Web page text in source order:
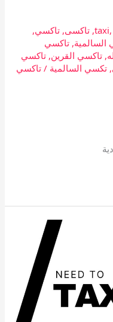
taxi,
,تاكسى,تاكسي,
السالمية,تاكسي
,تاكسي القرين,تاكسي
,تكسي السالمية /تاكسي